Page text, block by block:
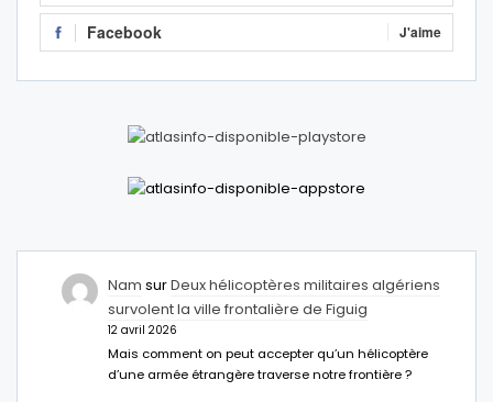
Facebook J'aime
Nam surDeux hélicoptères militaires algériens
survolent la ville frontalière de Figuig
12 avril 2026
Mais comment on peut accepter qu’un hélicoptère
d’une armée étrangère traverse notre frontière ?